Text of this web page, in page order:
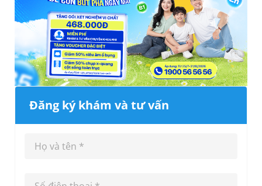
Đăng ký khám và tư vấn